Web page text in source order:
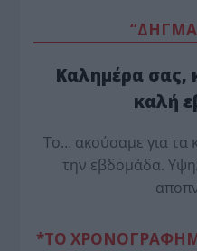
Καλημέρα σας,
καλή
Το… ακούσαμε για τα
την εβδομάδα.
*ΤΟ